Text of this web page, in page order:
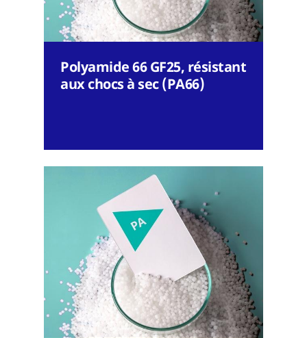
Polyamide 66 GF25, résistant
aux chocs à sec (PA66)